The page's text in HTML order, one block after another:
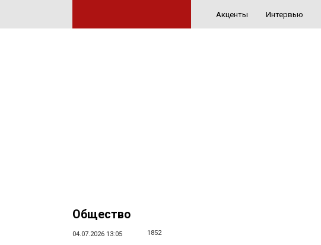
Акценты Интервью
Общество
04.07.2026 13:05 1852